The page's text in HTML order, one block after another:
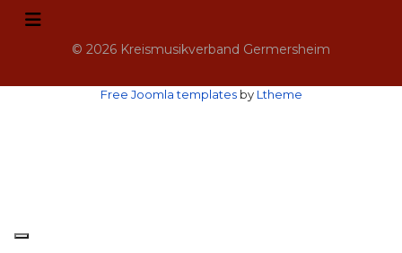
© 2026 Kreismusikverband Germersheim
Free Joomla templatesby Ltheme